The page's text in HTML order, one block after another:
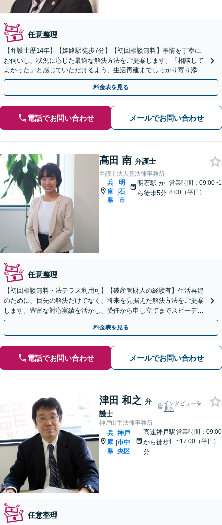
任意整理
【弁護士歴14年】【姫路駅徒歩7分】【初回相談無料】事情を丁寧に
お伺いし、状況に応じた最適な解決方法をご提案します。「相談して
よかった」と感じていただけるよう、生活再建までしっかり寄り添い
サポート。
料金表を見る
電話でお問い合わせ メールでお問い合わせ
髙田 南 弁護士
弁護士法人筧法律事務所
兵
庫
県
|
明
石
市
明石駅 か
ら徒歩5分
営業時間：09:00~1
8:00（平日）
任意整理
【初回相談無料・法テラス利用可】【破産管財人の経験有】生活再建
のために、目先の解決だけでなく、将来を見据えた解決方法をご提案
します。豊富な対応実績を活かし、受任から申し立てまでスピーディ
ーに対応【明石駅7分】【休日・夜間相談対応(要相談)】
料金表を見る
電話でお問い合わせ メールでお問い合わせ
津田 和之 弁
護士
インタビューを
見る
神戸山手法律事務所
兵
庫
県
|
神戸
市中
央区
高速神戸駅
から徒歩1
分
営業時間：09:00
~17:00（平日）
任意整理